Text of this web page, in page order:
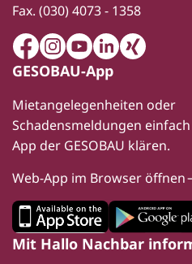
Fax. (030) 4073 - 1358
FacebookInstagram
YoutubeLinkedIn
Xing
GESOBAU-App
Mietangelegenheiten oder
Schadensmeldungen
App der GESOBAU klären.
Web-App im Browser öffnen
Mit Hallo Nachbar